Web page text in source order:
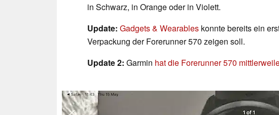
in Schwarz, in Orange oder in Violett.
Update: Gadgets & Wearables konnte bereits ein
Verpackung der Forerunner 570 zeigen soll.
Update 2: Garmin hat die Forerunner 570